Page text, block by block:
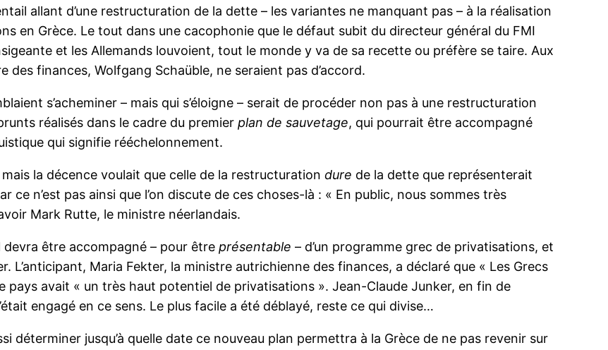
allant d’une restructuration de la dette – les variantes ne manquant pas – à la réalisation
en Grèce. Le tout dans une cacophonie que le défaut subit du directeur général du FMI
et les Allemands louvoient, tout le monde y va de sa recette ou préfère se taire. Aux
finances, Wolfgang Schaüble, ne seraient pas d’accord.
s’acheminer – mais qui s’éloigne – serait de procéder non pas à une restructuration
réalisés dans le cadre du premierplan de sauvetage, qui pourrait être accompagné
qui signifie rééchelonnement.
la décence voulait que celle de la restructurationdure de la dette que représenterait
n’est pas ainsi que l’on discute de ces choses-là : « En public, nous sommes très
Mark Rutte, le ministre néerlandais.
il devra être accompagné – pour êtreprésentable – d’un programme grec de privatisations, et
L’anticipant, Maria Fekter, la ministre autrichienne des finances, a déclaré que « Les Grecs
pays avait « un très haut potentiel de privatisations ». Jean-Claude Junker, en fin de
engagé en ce sens. Le plus facile a été déblayé, reste ce qui divise…
déterminer jusqu’à quelle date ce nouveau plan permettra à la Grèce de ne pas revenir sur